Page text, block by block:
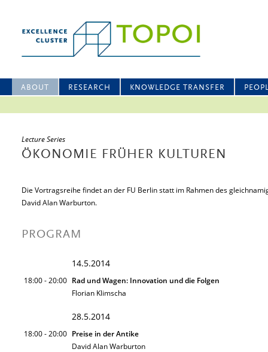
ABOUT RESEARCH KNOWLEDGE TRANSFER
Lecture Series
ÖKONOMIE FRÜHER KULTUREN
Die Vortragsreihe findet an der FU Berlin statt im Rahmen des
David Alan Warburton.
PROGRAM
14.5.2014
18:00 - 20:00 Rad und Wagen: Innovation und die Folgen
Florian Klimscha
28.5.2014
18:00 - 20:00 Preise in der Antike
David Alan Warburton